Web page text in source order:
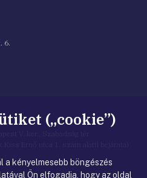
6.
1.
V. ker., Szabadság tér
Ernő utca 1. szám alatti bejárata)
(„cookie”)
a kényelmesebb böngészés
Ön elfogadja, hogy az oldal